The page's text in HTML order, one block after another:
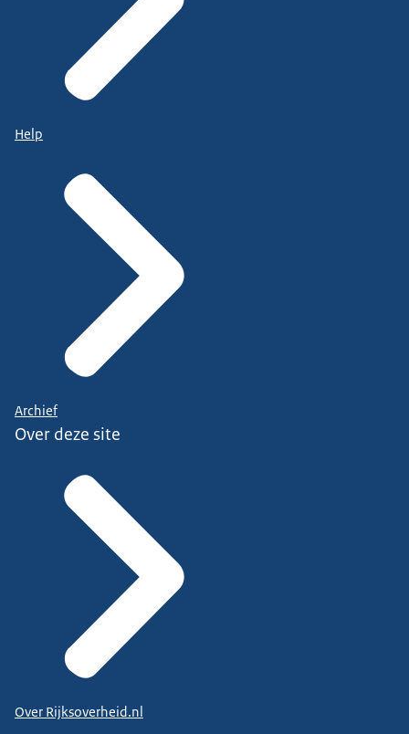
Help
Archief
Over deze site
Over Rijksoverheid.nl